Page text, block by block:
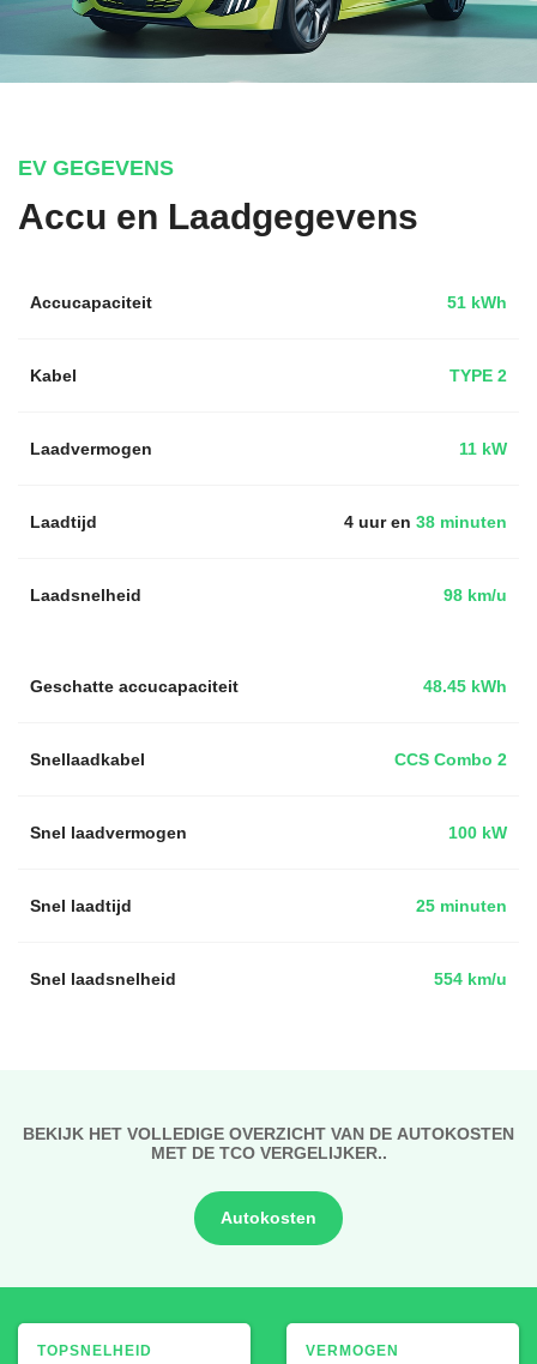
EV GEGEVENS
Accu en Laadgegevens
Accucapaciteit 51 kWh
Kabel TYPE 2
Laadvermogen 11 kW
Laadtijd 4 uur en 38 minuten
Laadsnelheid 98 km/u
48.45 kWh
Geschatte accucapaciteit
Snellaadkabel CCS Combo 2
Snel laadvermogen 100 kW
Snel laadtijd 25 minuten
Snel laadsnelheid 554 km/u
BEKIJK HET VOLLEDIGE OVERZICHT VAN DE AUTOKOSTEN
MET DE TCO VERGELIJKER..
Autokosten
TOPSNELHEID VERMOGEN